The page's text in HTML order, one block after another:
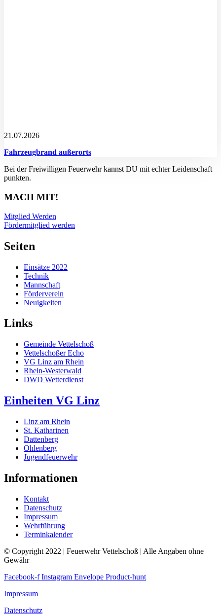
21.07.2026
Fahrzeugbrand außerorts
Bei der Freiwilligen Feuerwehr kannst DU mit echter Leidenschaft
punkten.
MACH MIT!
Mitglied Werden
Fördermitglied werden
Seiten
Einsätze 2022
Technik
Mannschaft
Förderverein
Neuigkeiten
Links
Gemeinde Vettelschoß
Vettelschoßer Echo
VG Linz am Rhein
Rhein-Westerwald
DWD Wetterdienst
Einheiten VG Linz
Linz am Rhein
St. Katharinen
Dattenberg
Ohlenberg
Jugendfeuerwehr
Informationen
Kontakt
Datenschutz
Impressum
Wehrführung
Terminkalender
© Copyright 2022 | Feuerwehr Vettelschoß | Alle Angaben ohne
Gewähr
Facebook-f Instagram Envelope Product-hunt
Impressum
Datenschutz